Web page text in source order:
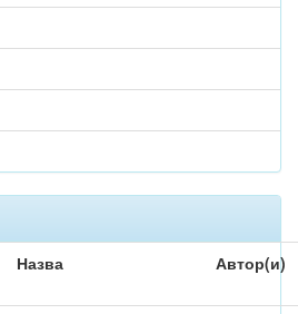
Назва Автор(и)